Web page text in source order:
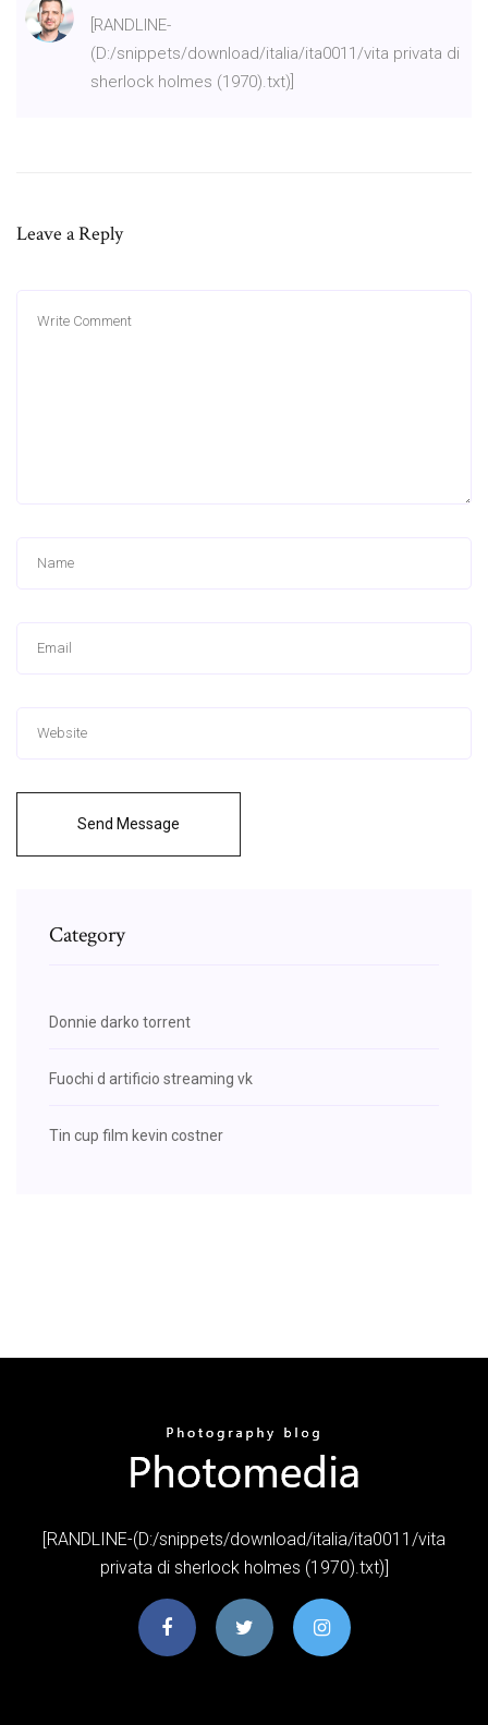
[RANDLINE-
(D:/snippets/download/italia/ita0011/vita privata di
sherlock holmes (1970).txt)]
Leave a Reply
Send Message
Category
Donnie darko torrent
Fuochi d artificio streaming vk
Tin cup film kevin costner
[RANDLINE-(D:/snippets/download/italia/ita0011/vita
privata di sherlock holmes (1970).txt)]